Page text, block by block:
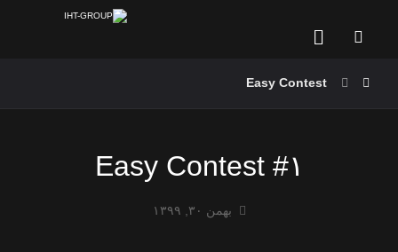
Easy Contest
Easy Contest #۱
بهمن ۳۰, ۱۳۹۹